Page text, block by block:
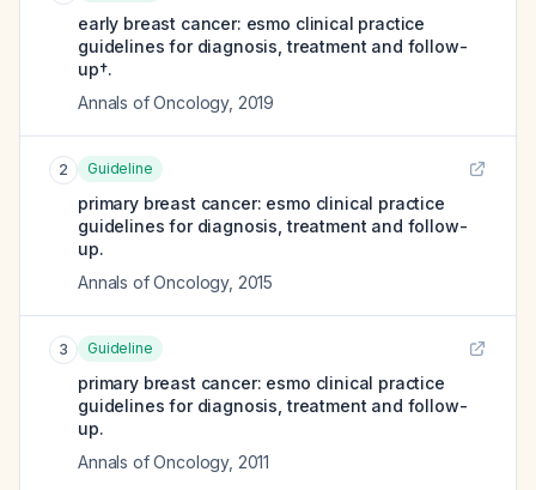
early breast cancer: esmo clinical practice
guidelines for diagnosis, treatment and follow-
up†.
Annals of Oncology, 2019
2 Guideline
primary breast cancer: esmo clinical practice
guidelines for diagnosis, treatment and follow-
up.
Annals of Oncology, 2015
3 Guideline
primary breast cancer: esmo clinical practice
guidelines for diagnosis, treatment and follow-
up.
Annals of Oncology, 2011